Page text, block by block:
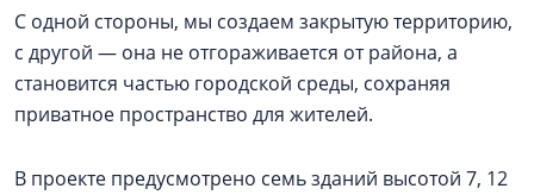
С одной стороны, мы создаем закрытую территорию,
с другой — она не отгораживается от района, а
становится частью городской среды, сохраняя
приватное пространство для жителей.
В проекте предусмотрено семь зданий высотой 7, 12